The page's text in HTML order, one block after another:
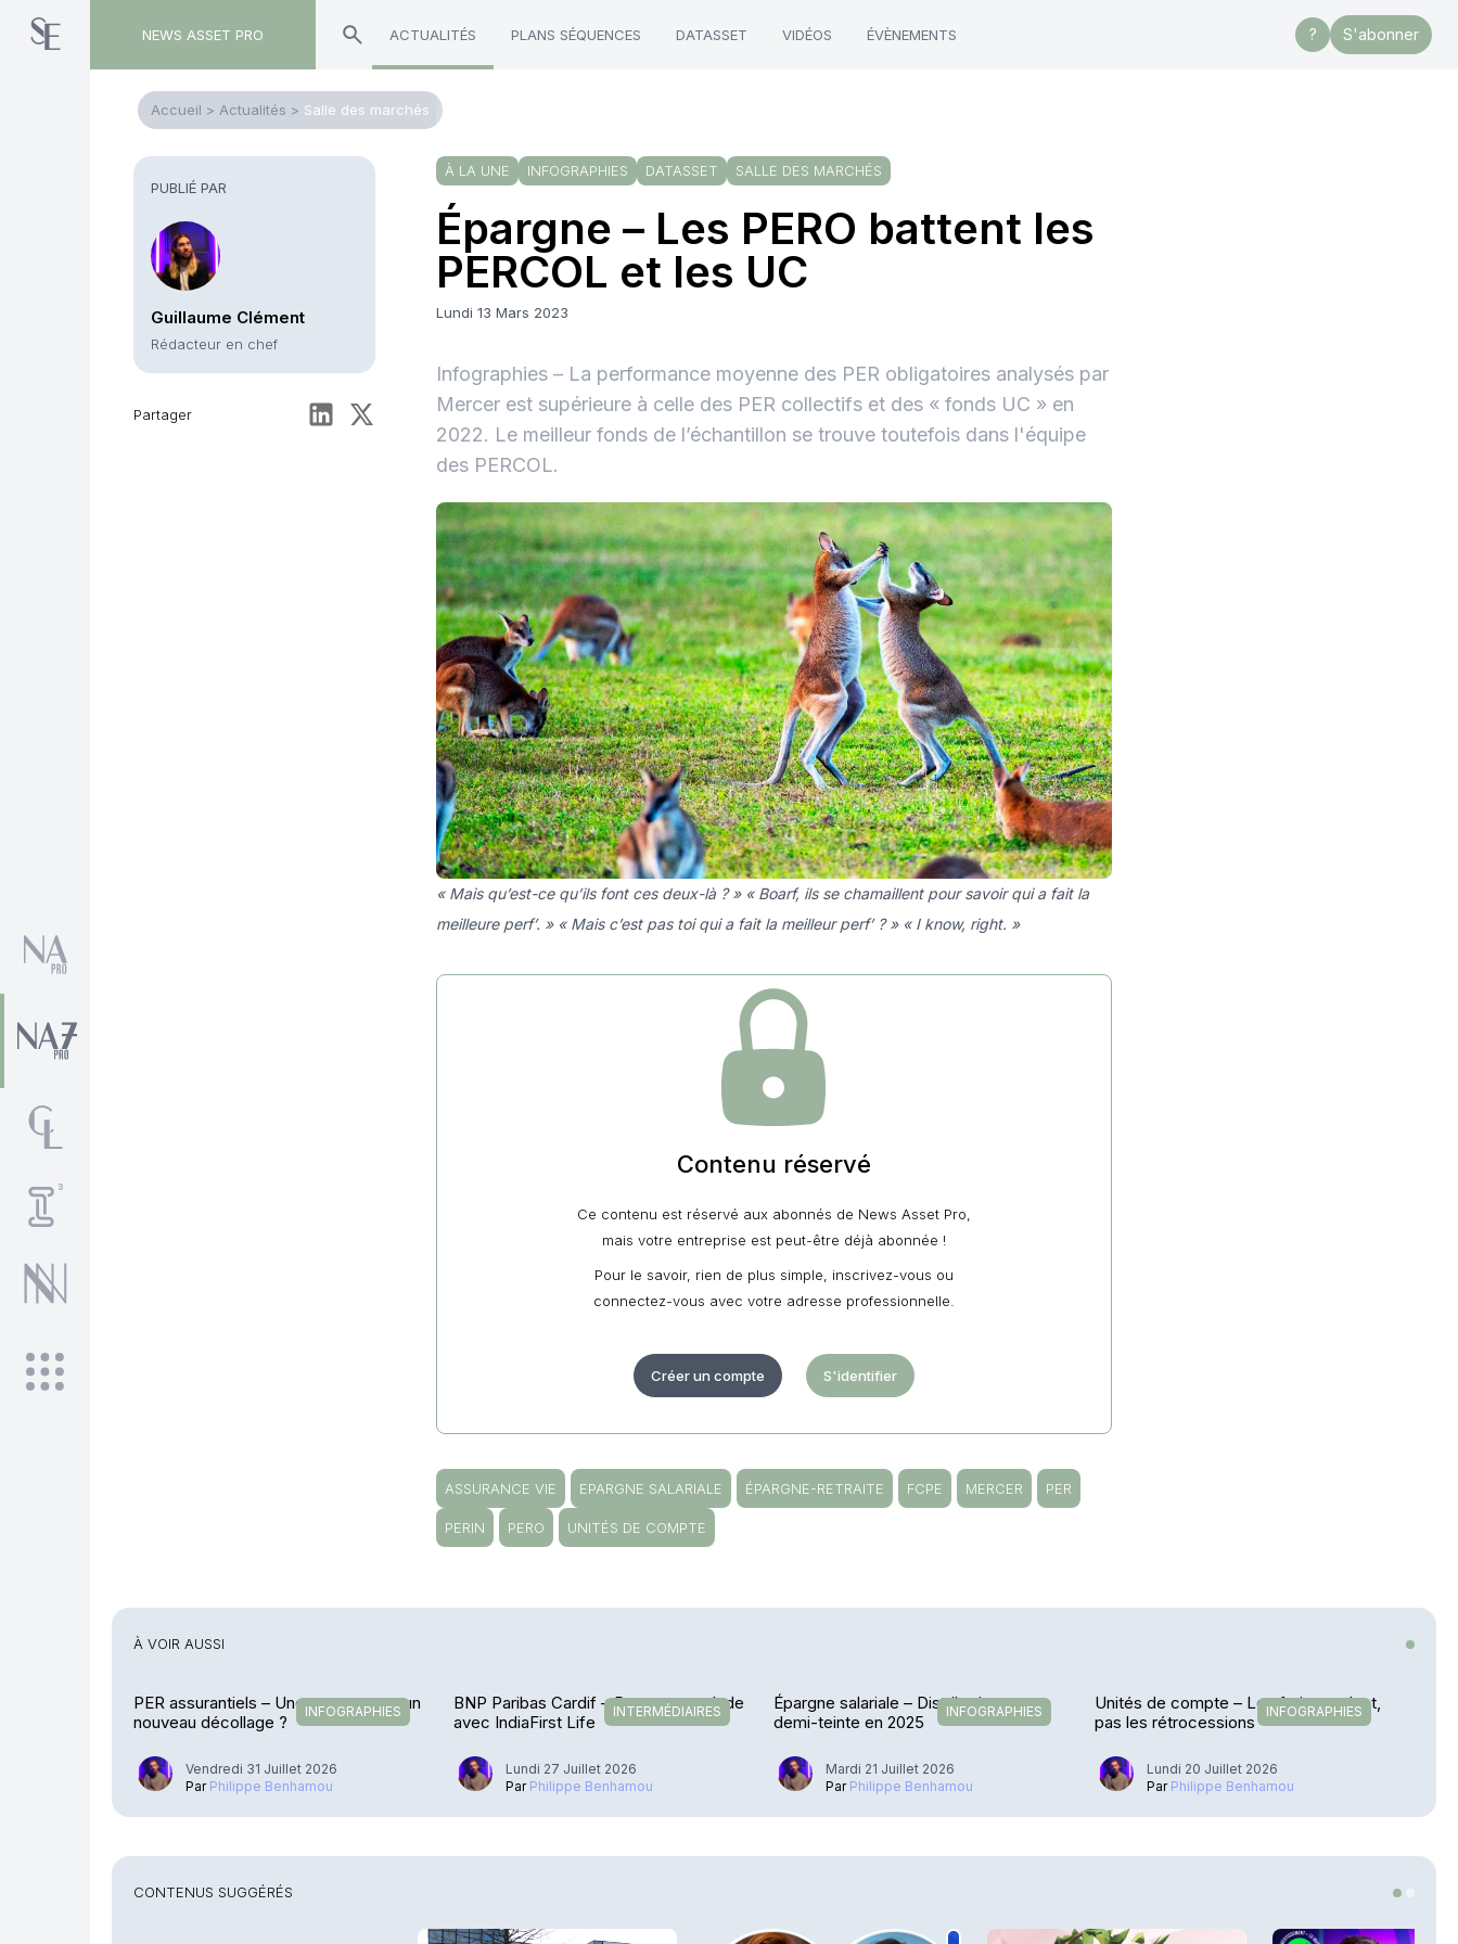
NEWS ASSET PRO ACTUALITÉS PLANS SÉQUENCES DATASSET VIDÉOS ÉVÈNEMENTS ? S'abonner
Accueil > Actualités > Salle des marchés
PUBLIÉ PAR
Guillaume Clément
Rédacteur en chef
Partager
À LA UNE INFOGRAPHIES DATASSET SALLE DES MARCHÉS
Épargne – Les PERO battent les
PERCOL et les UC
Lundi 13 Mars 2023
Infographies – La performance moyenne des PER obligatoires analysés par
Mercer est supérieure à celle des PER collectifs et des « fonds UC » en
2022. Le meilleur fonds de l’échantillon se trouve toutefois dans l'équipe
des PERCOL.
« Mais qu’est-ce qu’ils font ces deux-là ? » « Boarf, ils se chamaillent pour savoir qui a fait la
meilleure perf’. » « Mais c’est pas toi qui a fait la meilleur perf’ ? » « I know, right. »
Contenu réservé
Ce contenu est réservé aux abonnés de News Asset Pro,
mais votre entreprise est peut-être déjà abonnée !
Pour le savoir, rien de plus simple, inscrivez-vous ou
connectez-vous avec votre adresse professionnelle.
Créer un compte S'identifier
ASSURANCE VIE EPARGNE SALARIALE ÉPARGNE-RETRAITE FCPE MERCER PER
PERIN PERO UNITÉS DE COMPTE
À VOIR AUSSI
INFOGRAPHIES
PER assurantiels – Une pause avant un
nouveau décollage ?
Vendredi 31 Juillet 2026
Par Philippe Benhamou
INTERMÉDIAIRES
BNP Paribas Cardif – De retour en Inde
avec IndiaFirst Life
Lundi 27 Juillet 2026
Par Philippe Benhamou
INFOGRAPHIES
Épargne salariale – Distribution en
demi-teinte en 2025
Mardi 21 Juillet 2026
Par Philippe Benhamou
INFOGRAPHIES
Unités de compte – Les frais reculent,
pas les rétrocessions
Lundi 20 Juillet 2026
Par Philippe Benhamou
CONTENUS SUGGÉRÉS